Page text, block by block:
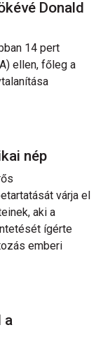
Donald
14 pert
ellen, főleg a
nép
várja el
aki a
ígérte
emberi
a